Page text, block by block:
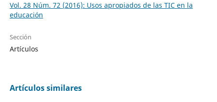
Vol. 28 Núm. 72 (2016): Usos apropiados de las TIC en la
educación
Sección
Artículos
Artículos similares